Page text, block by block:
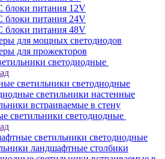
блоки питания 12V
блоки питания 24V
блоки питания 48V
для мощных светодиодов
для прожекторов
светодиодные
светильники светодиодные
светильники настенные
встраиваемые в стену
светильники светодиодные
светильники светодиодные
ландшафтные столбики